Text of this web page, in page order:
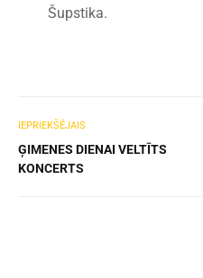
Šupstika.
IEPRIEKŠĒJAIS
ĢIMENES DIENAI VELTĪTS
KONCERTS